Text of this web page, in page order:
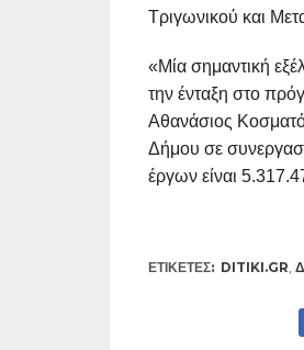
Τριγωνικού και
«Μία σημαντική
την ένταξη στο
Αθανάσιος
Δήμου σε
έργων είναι
ΕΤΙΚΕΤΕΣ: DITIKI.GR